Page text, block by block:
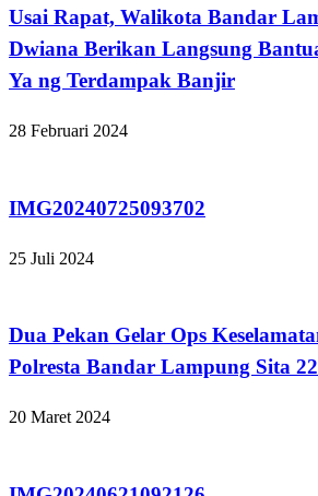
Usai Rapat, Walikota Bandar
Dwiana Berikan Langsung
Ya ng Terdampak Banjir
28 Februari 2024
IMG20240725093702
25 Juli 2024
Dua Pekan Gelar Ops
Polresta Bandar Lampung Sita
20 Maret 2024